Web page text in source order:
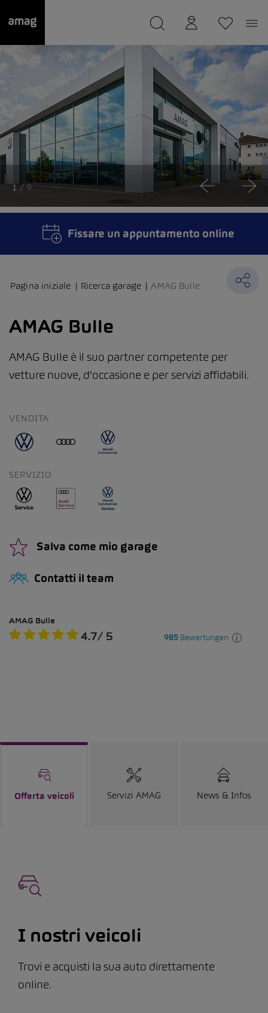
Il suo garage è stato salvato
Pagina iniziale Ricerca garage AMAG Bulle
AMAG Bulle
AMAG Bulle è il suo partner competente per
vetture nuove, d'occasione e per servizi affidabili.
VENDITA
SERVIZIO
Salva come mio garage
Contatti il team
1 / 9
Fissare un appuntamento online
Offerta veicoli Servizi AMAG News & Infos
I nostri veicoli
Trovi e acquisti la sua auto direttamente
online.